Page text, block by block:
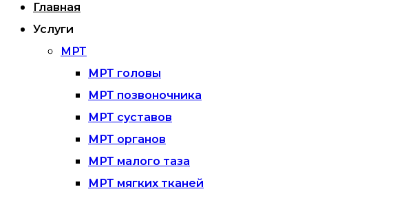
Главная
Услуги
МРТ
МРТ головы
МРТ позвоночника
МРТ суставов
МРТ органов
МРТ малого таза
МРТ мягких тканей